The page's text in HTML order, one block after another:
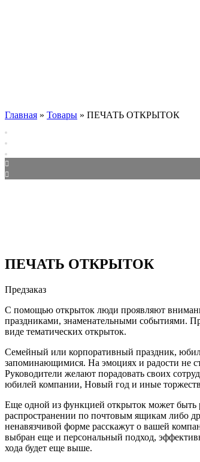
Главная » Товары » ПЕЧАТЬ ОТКРЫТОК
ПЕЧАТЬ ОТКРЫТОК
Предзаказ
С помощью открыток люди проявляют
праздниками, знаменательными событиями.
виде тематических открыток.
Семейный или корпоративный праздник,
запоминающимися. На эмоциях и радости не
Руководители желают порадовать своих
юбилей компании, Новый год и иные
Еще одной из функцией открыток может
распространении по почтовым ящикам либо
ненавязчивой форме расскажут о вашей
выбран еще и персональный подход,
хода будет еще выше.